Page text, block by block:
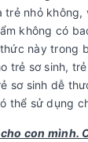
nhỏ không,
không có
này trong
trẻ sơ sinh,
sơ sinh dễ
thể sử dụng
con mình.